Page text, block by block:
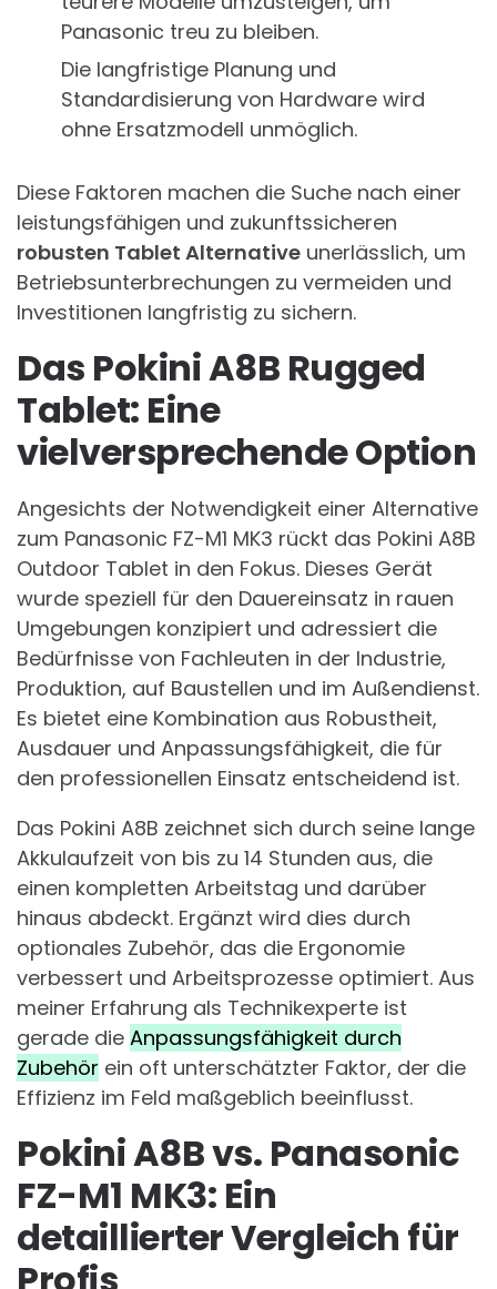
Panasonic treu zu bleiben.
Die langfristige Planung und
Standardisierung von Hardware wird
ohne Ersatzmodell unmöglich.
Diese Faktoren machen die Suche nach einer
leistungsfähigen und zukunftssicheren
robusten Tablet Alternative unerlässlich, um
Betriebsunterbrechungen zu vermeiden und
Investitionen langfristig zu sichern.
Das Pokini A8B Rugged
Tablet: Eine
vielversprechende Option
Angesichts der Notwendigkeit einer Alternative
zum Panasonic FZ-M1 MK3 rückt das Pokini A8B
Outdoor Tablet in den Fokus. Dieses Gerät
wurde speziell für den Dauereinsatz in rauen
Umgebungen konzipiert und adressiert die
Bedürfnisse von Fachleuten in der Industrie,
Produktion, auf Baustellen und im Außendienst.
Es bietet eine Kombination aus Robustheit,
Ausdauer und Anpassungsfähigkeit, die für
den professionellen Einsatz entscheidend ist.
Das Pokini A8B zeichnet sich durch seine lange
Akkulaufzeit von bis zu 14 Stunden aus, die
einen kompletten Arbeitstag und darüber
hinaus abdeckt. Ergänzt wird dies durch
optionales Zubehör, das die Ergonomie
verbessert und Arbeitsprozesse optimiert. Aus
meiner Erfahrung als Technikexperte ist
gerade die Anpassungsfähigkeit durch
Zubehör ein oft unterschätzter Faktor, der die
Effizienz im Feld maßgeblich beeinflusst.
Pokini A8B vs. Panasonic
FZ-M1 MK3: Ein
detaillierter Vergleich für